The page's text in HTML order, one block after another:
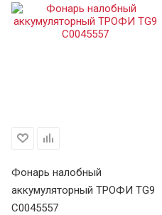
Фонарь налобный
аккумуляторный ТРОФИ TG9
C0045557